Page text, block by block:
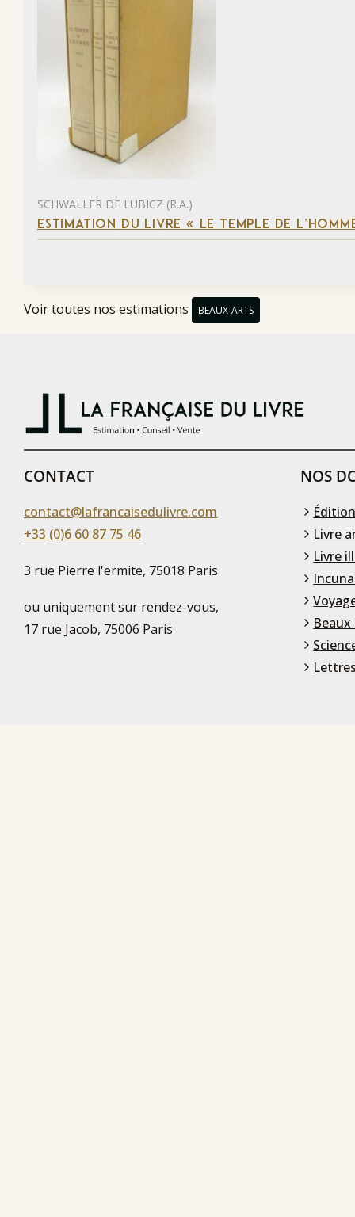
SCHWALLER DE LUBICZ (R.A.)
ESTIMATION DU LIVRE « LE TEMPLE DE
Voir toutes nos estimations BEAUX-ARTS
CONTACT
contact@lafrancaisedulivre.com
+33 (0)6 60 87 75 46
3 rue Pierre l'ermite, 75018 Paris
ou uniquement sur rendez-vous,
17 rue Jacob, 75006 Paris
NOS
Livre
Livre